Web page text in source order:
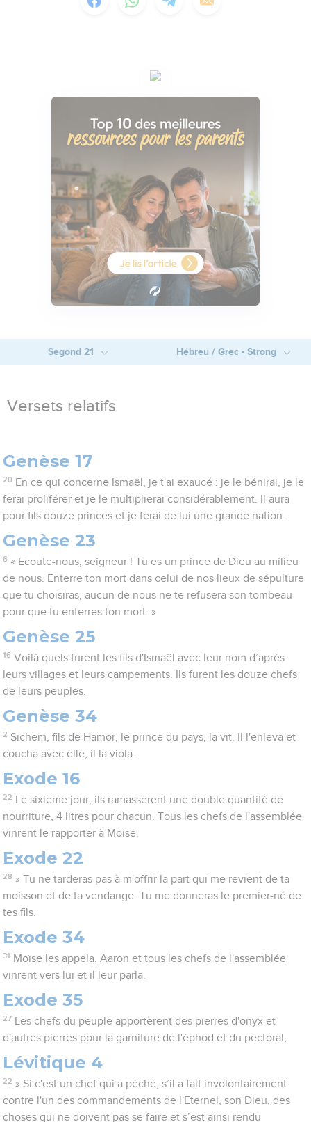
Segond 21 Hébreu / Grec - Strong
Versets relatifs
Genèse 17
20 En ce qui concerne Ismaël, je t'ai exaucé : je le bénirai, je le
ferai proliférer et je le multiplierai considérablement. Il aura
pour fils douze princes et je ferai de lui une grande nation.
Genèse 23
6 « Ecoute-nous, seigneur ! Tu es un prince de Dieu au milieu
de nous. Enterre ton mort dans celui de nos lieux de sépulture
que tu choisiras, aucun de nous ne te refusera son tombeau
pour que tu enterres ton mort. »
Genèse 25
16 Voilà quels furent les fils d'Ismaël avec leur nom d’après
leurs villages et leurs campements. Ils furent les douze chefs
de leurs peuples.
Genèse 34
2 Sichem, fils de Hamor, le prince du pays, la vit. Il l'enleva et
coucha avec elle, il la viola.
Exode 16
22
Le sixième jour, ils ramassèrent une double quantité de
nourriture, 4 litres pour chacun. Tous les chefs de l'assemblée
vinrent le rapporter à Moïse.
Exode 22
28 » Tu ne tarderas pas à m'offrir la part qui me revient de ta
moisson et de ta vendange. Tu me donneras le premier-né de
tes fils.
Exode 34
31 Moïse les appela. Aaron et tous les chefs de l'assemblée
vinrent vers lui et il leur parla.
Exode 35
27
Les chefs du peuple apportèrent des pierres d'onyx et
d'autres pierres pour la garniture de l'éphod et du pectoral,
Lévitique 4
22 » Si c'est un chef qui a péché, s’il a fait involontairement
contre l'un des commandements de l'Eternel, son Dieu, des
choses qui ne doivent pas se faire et s’est ainsi rendu